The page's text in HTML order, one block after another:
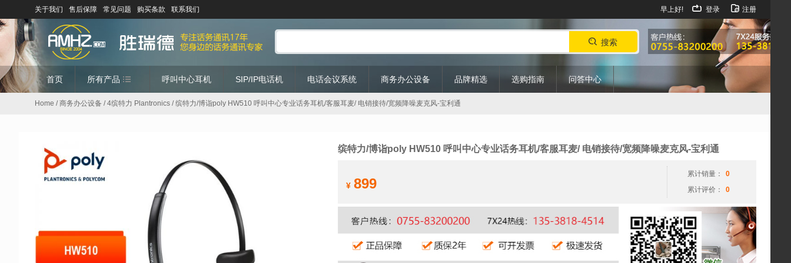
关于我们 售后保障 常见问题 购买条款 联系我们 早上好! 登录 注册
搜索
首页 所有产品 呼叫中心耳机 SIP/IP电话机 电话会议系统 商务办公设备 品牌精选 选购指南 问答中心
Home /商务办公设备 /4缤特力 Plantronics / 缤特力/博诣poly HW510 呼叫中心专业话务耳机/客服耳麦/ 电销接待/宽频降噪麦克风-宝利通
缤特力/博诣poly HW510 呼叫中心专业话务耳机/客服耳麦/ 电销接待/宽频降噪麦克风-宝利通
¥ 899
累计销量：
0
累计评价：
0